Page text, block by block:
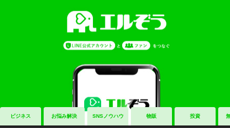
ビジネス お悩み解決 SNSノウハウ 物販 投資